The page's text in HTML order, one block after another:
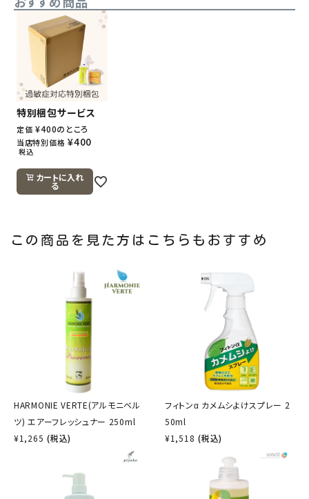
特別梱包サービス
定価 ¥400のところ
当店特別価格 ¥400
税込
カートに入れ
る
この商品を見た方はこちらもおすすめ
HARMONIE VERTE(アルモニベル
ツ) エアーフレッシュナー 250ml
¥1,265 (税込)
フィトンα カメムシよけスプレー 2
50ml
¥1,518 (税込)